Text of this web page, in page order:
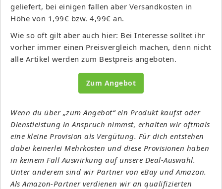
geliefert, bei einigen fallen aber Versandkosten in
Höhe von 1,99€ bzw. 4,99€ an.
Wie so oft gilt aber auch hier: Bei Interesse solltet ihr
vorher immer einen Preisvergleich machen, denn nicht
alle Artikel werden zum Bestpreis angeboten.
Zum Angebot
Wenn du über „zum Angebot“ ein Produkt kaufst oder
Dienstleistung in Anspruch nimmst, erhalten wir oftmals
eine kleine Provision als Vergütung. Für dich entstehen
dabei keinerlei Mehrkosten und diese Provisionen haben
in keinem Fall Auswirkung auf unsere Deal-Auswahl.
Unter anderem sind wir Partner von eBay und Amazon.
Als Amazon-Partner verdienen wir an qualifizierten